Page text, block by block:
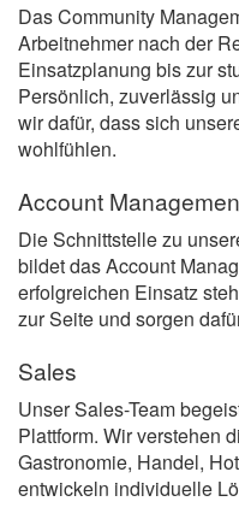
Das Community
Arbeitnehmer nach der
Einsatzplanung bis zur
Persönlich, zuverlässig
wir dafür, dass sich
wohlfühlen.
Account
Die Schnittstelle zu
bildet das Account
erfolgreichen Einsatz
zur Seite und sorgen
Sales
Unser Sales-Team
Plattform. Wir verstehen
Gastronomie, Handel,
entwickeln individuelle